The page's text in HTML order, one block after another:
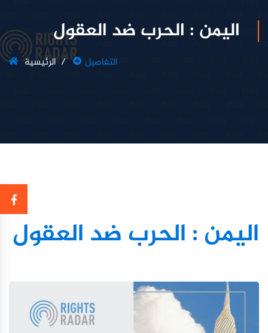
اليمن : الحرب ضد العقول
الرئيسية التفاصيل
اليمن : الحرب ضد العقول